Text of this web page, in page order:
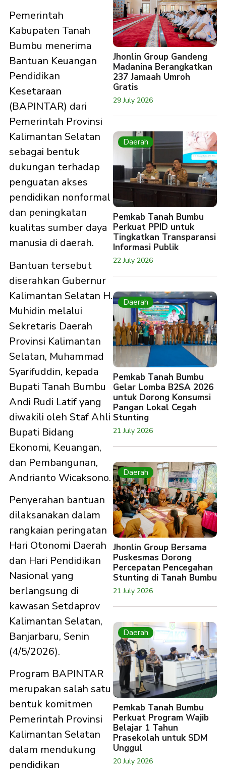
Pemerintah
Kabupaten Tanah
Bumbu menerima
Bantuan Keuangan
Pendidikan
Kesetaraan
(BAPINTAR) dari
Pemerintah Provinsi
Kalimantan Selatan
sebagai bentuk
dukungan terhadap
penguatan akses
pendidikan nonformal
dan peningkatan
kualitas sumber daya
manusia di daerah.
Bantuan tersebut
diserahkan Gubernur
Kalimantan Selatan H.
Muhidin melalui
Sekretaris Daerah
Provinsi Kalimantan
Selatan, Muhammad
Syarifuddin, kepada
Bupati Tanah Bumbu
Andi Rudi Latif yang
diwakili oleh Staf Ahli
Bupati Bidang
Ekonomi, Keuangan,
dan Pembangunan,
Andrianto Wicaksono.
Penyerahan bantuan
dilaksanakan dalam
rangkaian peringatan
Hari Otonomi Daerah
dan Hari Pendidikan
Nasional yang
berlangsung di
kawasan Setdaprov
Kalimantan Selatan,
Banjarbaru, Senin
(4/5/2026).
Program BAPINTAR
merupakan salah satu
bentuk komitmen
Pemerintah Provinsi
Kalimantan Selatan
dalam mendukung
pendidikan
Jhonlin Group Gandeng
Madanina Berangkatkan
237 Jamaah Umroh
Gratis
29 July 2026
Daerah
Pemkab Tanah Bumbu
Perkuat PPID untuk
Tingkatkan Transparansi
Informasi Publik
22 July 2026
Daerah
Pemkab Tanah Bumbu
Gelar Lomba B2SA 2026
untuk Dorong Konsumsi
Pangan Lokal Cegah
Stunting
21 July 2026
Daerah
Jhonlin Group Bersama
Puskesmas Dorong
Percepatan Pencegahan
Stunting di Tanah Bumbu
21 July 2026
Daerah
Pemkab Tanah Bumbu
Perkuat Program Wajib
Belajar 1 Tahun
Prasekolah untuk SDM
Unggul
20 July 2026